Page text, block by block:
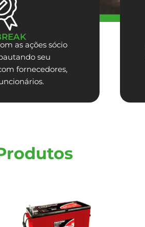
as ações sócio
seu
fornecedores,